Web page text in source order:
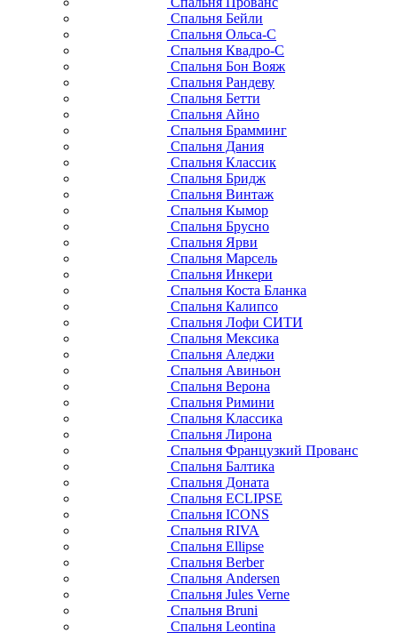
Спальня Бейли
Спальня Ольса-С
Спальня Квадро-С
Спальня Бон Вояж
Спальня Рандеву
Спальня Бетти
Спальня Айно
Спальня Брамминг
Спальня Дания
Спальня Классик
Спальня Бридж
Спальня Винтаж
Спальня Кымор
Спальня Брусно
Спальня Ярви
Спальня Марсель
Спальня Инкери
Спальня Коста Бланка
Спальня Калипсо
Спальня Лофи СИТИ
Спальня Мексика
Спальня Аледжи
Спальня Авиньон
Спальня Верона
Спальня Римини
Спальня Классика
Спальня Лирона
Спальня Французкий Прованс
Спальня Балтика
Спальня Доната
Спальня ECLIPSE
Спальня ICONS
Спальня RIVA
Спальня Ellipse
Спальня Berber
Спальня Andersen
Спальня Jules Verne
Спальня Bruni
Спальня Leontina